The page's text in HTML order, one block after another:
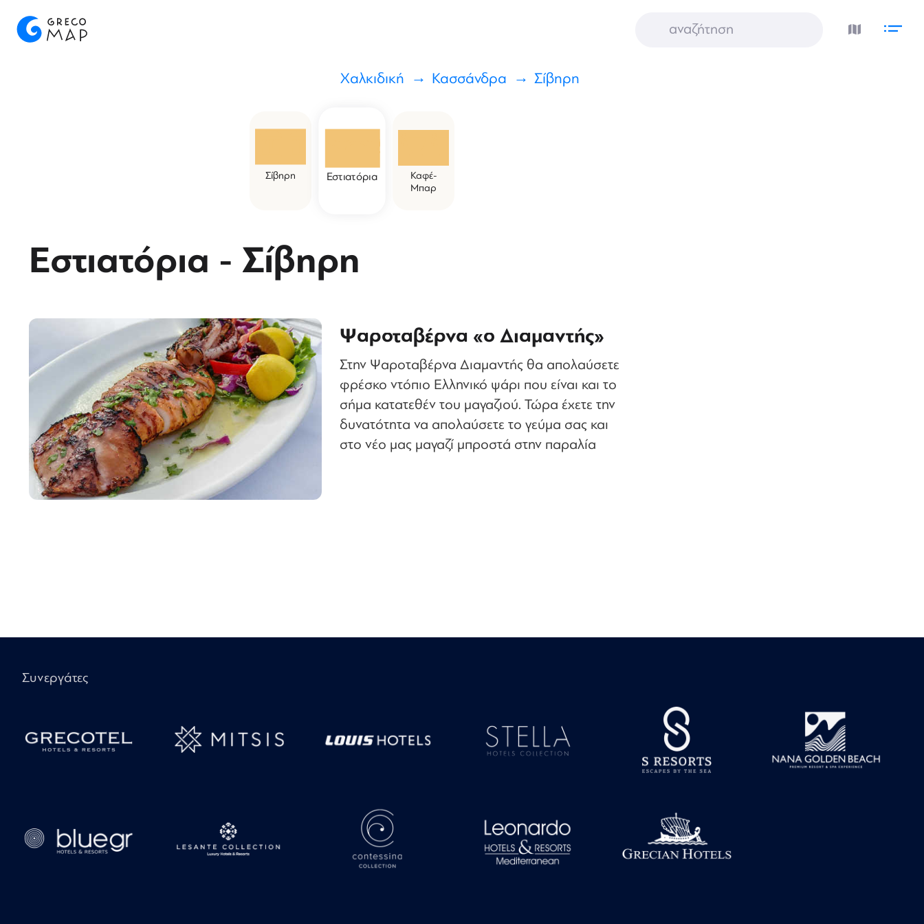
Χαλκιδική Κασσάνδρα Σίβηρη
Σίβηρη Εστιατόρια
Καφέ-
Μπαρ
Εστιατόρια - Σίβηρη
Ψαροταβέρνα «ο Διαμαντής»
Στην Ψαροταβέρνα Διαμαντής θα απολαύσετε
φρέσκο ντόπιο Ελληνικό ψάρι που είναι και το
σήμα κατατεθέν του μαγαζιού. Τώρα έχετε την
δυνατότητα να απολαύσετε το γεύμα σας και
στο νέο μας μαγαζί μπροστά στην παραλία
Συνεργάτες